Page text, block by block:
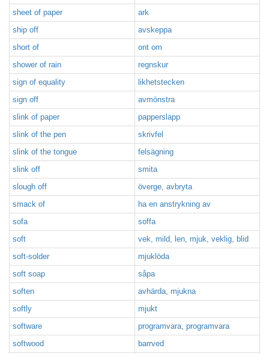
sheet of paper
ark
ship off
avskeppa
short of
ont om
shower of rain
regnskur
sign of equality
likhetstecken
sign off
avmönstra
slink of paper
papperslapp
slink of the pen
skrivfel
slink of the tongue
felsägning
slink off
smita
slough off
överge, avbryta
smack of
ha en anstrykning av
sofa
soffa
soft
vek, mild, len, mjuk, veklig, blid
soft-solder
mjuklöda
soft soap
såpa
soften
avhärda, mjukna
softly
mjukt
software
programvara, programvara
softwood
barrved